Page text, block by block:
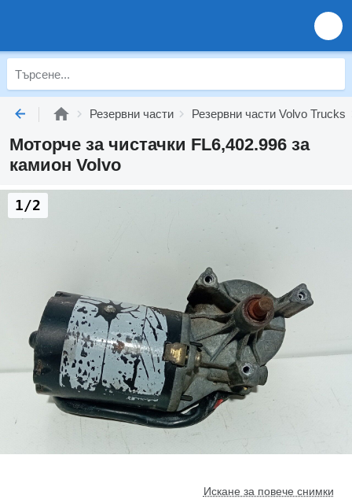
Резервни части Резервни части Volvo Trucks
Моторче за чистачки FL6,402.996 за
камион Volvo
Искане за повече снимки
1/2